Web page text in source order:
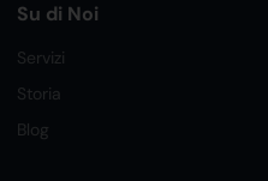
Su di Noi
Servizi
Storia
Blog